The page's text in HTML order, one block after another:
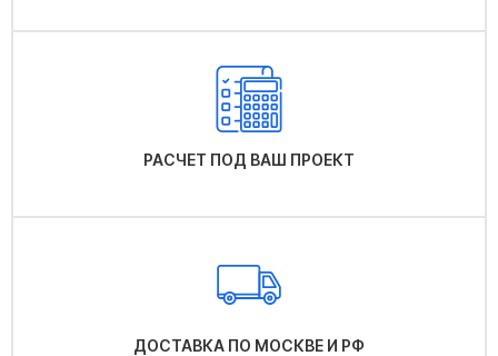
РАСЧЕТ ПОД ВАШ ПРОЕКТ
ДОСТАВКА ПО МОСКВЕ И РФ